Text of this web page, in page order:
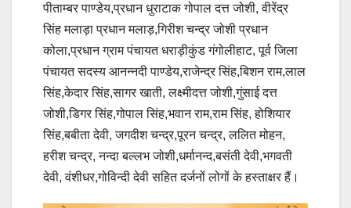
पीताम्बर पाण्डेय,प्रधान धुराटाक गोपाल दत्त जोशी, वीरेंद्र
सिंह मलाड़ा प्रधान मलाड़,गिरीश चन्द्र जोशी प्रधान
कोला,प्रधान ग्राम पंचायत धराड़ीकुंड गंगोलीहाट, पूर्व जिला
पंचायत सदस्य आनन्नदी पाण्डेय,राजेन्द्र सिंह,बिशन राम,लाल
सिंह,केदार सिंह,सागर खाती, लक्ष्मीदत्त जोशी,गुंसाई दत्त
जोशी,डिगर सिंह,गोपाल सिंह,भवान राम,राम सिंह, होशियार
सिंह,बबीता देवी, जगदीश चन्द्र,पूरन चन्द्र, ललित मोहन,
हरीश चन्द्र, नन्दा बल्लभ जोशी,धर्मानन्द,बसंती देवी,भगवती
देवी, वंशीधर,गोविन्दी देवी सहित दर्जनों लोगों के हस्ताक्षर हैं।